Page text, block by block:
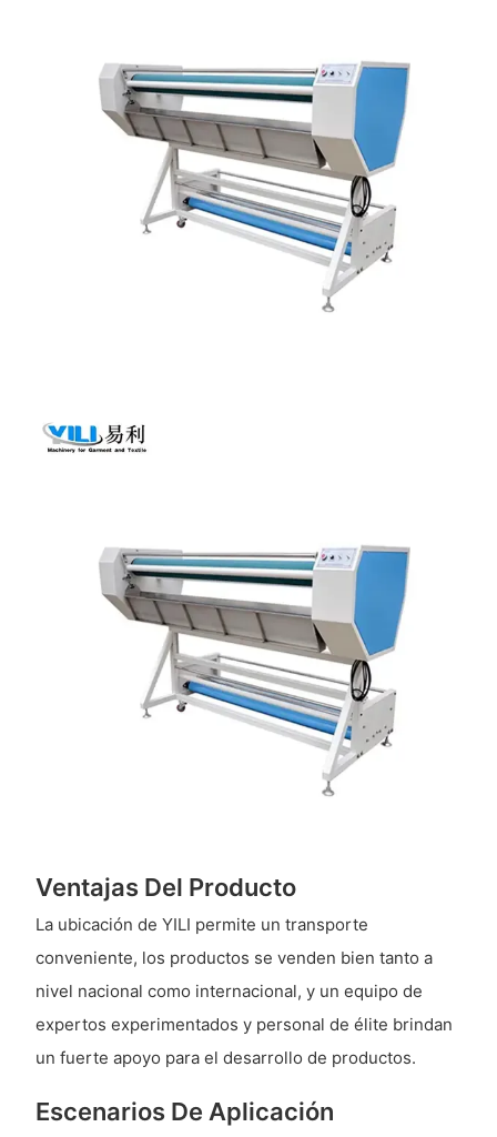
Ventajas Del Producto
La ubicación de YILI permite un transporte
conveniente, los productos se venden bien tanto a
nivel nacional como internacional, y un equipo de
expertos experimentados y personal de élite brindan
un fuerte apoyo para el desarrollo de productos.
Escenarios De Aplicación